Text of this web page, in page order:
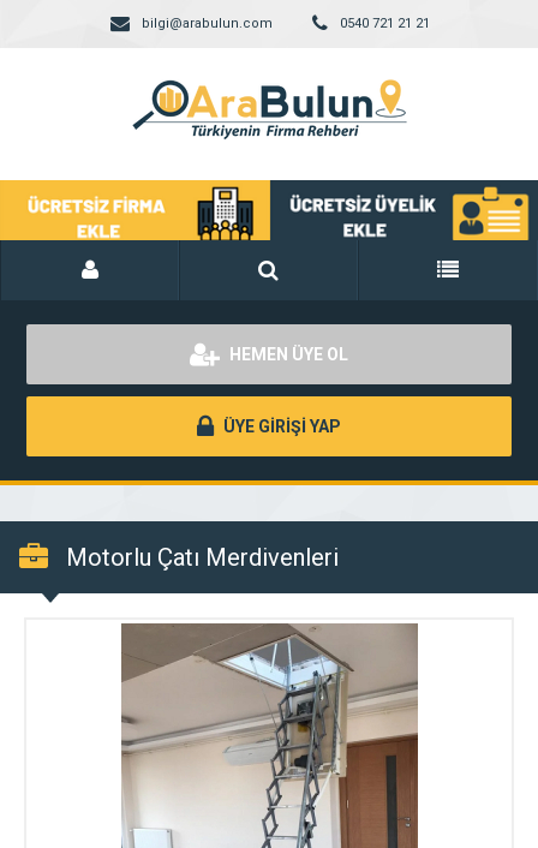
bilgi@arabulun.com 0540 721 21 21
HEMEN ÜYE OL
ÜYE GİRİŞİ YAP
Motorlu Çatı Merdivenleri